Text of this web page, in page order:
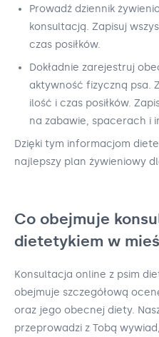
Prowadź dziennik
konsultacją. Zapisuj
czas posiłków.
Dokładnie zarejestruj
aktywność fizyczną psa.
ilość i czas posiłków.
na zabawie, spacerach i
Dzięki tym informacjom
najlepszy plan żywieniowy
Co obejmuje
dietetykiem w
Konsultacja online z psim
obejmuje szczegółową
oraz jego obecnej diety.
przeprowadzi z Tobą